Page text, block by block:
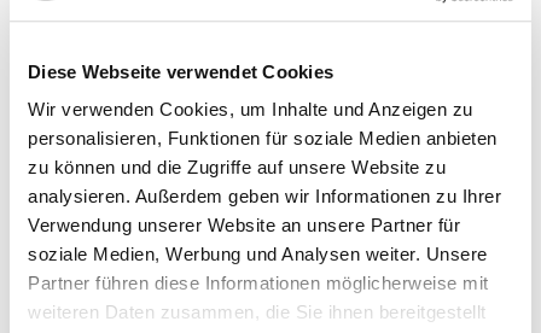
Diese Webseite verwendet Cookies
Wir verwenden Cookies, um Inhalte und Anzeigen zu
personalisieren, Funktionen für soziale Medien anbieten
zu können und die Zugriffe auf unsere Website zu
analysieren. Außerdem geben wir Informationen zu Ihrer
Verwendung unserer Website an unsere Partner für
soziale Medien, Werbung und Analysen weiter. Unsere
Partner führen diese Informationen möglicherweise mit
weiteren Daten zusammen, die Sie ihnen bereitgestellt